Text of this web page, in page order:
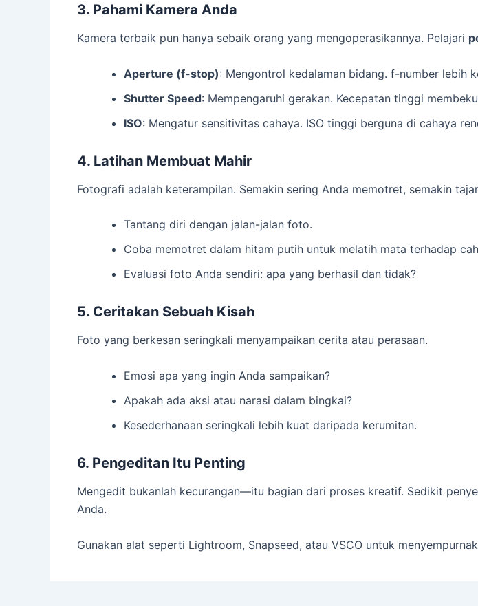
3. Pahami Kamera Anda
Kamera terbaik pun hanya sebaik orang yang mengoperasikannya. Pelajari
Aperture (f-stop): Mengontrol kedalaman bidang. f-number lebih
Shutter Speed: Mempengaruhi gerakan. Kecepatan tinggi
ISO: Mengatur sensitivitas cahaya. ISO tinggi berguna di cahaya
4. Latihan Membuat Mahir
Fotografi adalah keterampilan. Semakin sering Anda memotret, semakin
Tantang diri dengan jalan-jalan foto.
Coba memotret dalam hitam putih untuk melatih mata terhadap
Evaluasi foto Anda sendiri: apa yang berhasil dan tidak?
5. Ceritakan Sebuah Kisah
Foto yang berkesan seringkali menyampaikan cerita atau perasaan.
Emosi apa yang ingin Anda sampaikan?
Apakah ada aksi atau narasi dalam bingkai?
Kesederhanaan seringkali lebih kuat daripada kerumitan.
6. Pengeditan Itu Penting
Mengedit bukanlah kecurangan—itu bagian dari proses kreatif. Sedikit
Anda.
Gunakan alat seperti Lightroom, Snapseed, atau VSCO untuk